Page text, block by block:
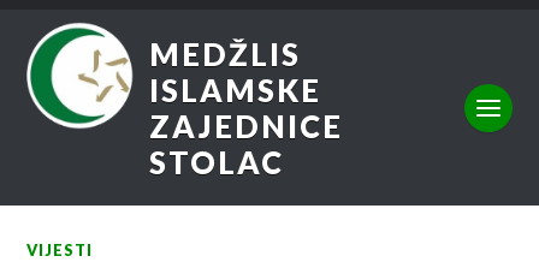
MEDŽLIS
ISLAMSKE
ZAJEDNICE
STOLAC
VIJESTI